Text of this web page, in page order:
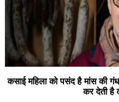
कसाई महिला को पसंद है मांस की
कर देती है